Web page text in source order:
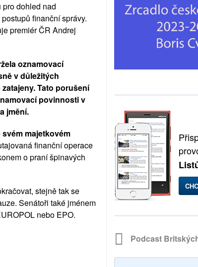
dohled nad
finanční správy.
premiér ČR Andrej
oznamovací
v důležitých
Tato porušení
povinnosti v
jmění.
majetkovém
finanční operace
o praní špinavých
stejně tak se
Senátoři také jménem
nebo EPO.
Podcast